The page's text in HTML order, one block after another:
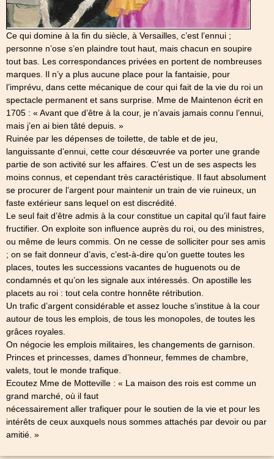
Ce qui domine à la fin du siècle, à Versailles, c’est l’ennui ;
personne n’ose s’en plaindre tout haut, mais chacun en soupire
tout bas. Les correspondances privées en portent de nombreuses
marques. Il n’y a plus aucune place pour la fantaisie, pour
l’imprévu, dans cette mécanique de cour qui fait de la vie du roi un
spectacle permanent et sans surprise. Mme de Maintenon écrit en
1705 : « Avant que d’être à la cour, je n’avais jamais connu l’ennui,
mais j’en ai bien tâté depuis. »
Ruinée par les dépenses de toilette, de table et de jeu,
languissante d’ennui, cette cour désœuvrée va porter une grande
partie de son activité sur les affaires. C’est un de ses aspects les
moins connus, et cependant très caractéristique. Il faut absolument
se procurer de l’argent pour maintenir un train de vie ruineux, un
faste extérieur sans lequel on est discrédité.
Le seul fait d’être admis à la cour constitue un capital qu’il faut faire
fructifier. On exploite son influence auprès du roi, ou des ministres,
ou même de leurs commis. On ne cesse de solliciter pour ses amis
; on se fait donneur d’avis, c’est-à-dire qu’on guette toutes les
places, toutes les successions vacantes de huguenots ou de
condamnés et qu’on les signale aux intéressés. On apostille les
placets au roi : tout cela contre honnête rétribution.
Un trafic d’argent considérable et assez louche s’institue à la cour
autour de tous les emplois, de tous les monopoles, de toutes les
grâces royales.
On négocie les emplois militaires, les changements de garnison.
Princes et princesses, dames d’honneur, femmes de chambre,
valets, tout le monde trafique.
Ecoutez Mme de Motteville : « La maison des rois est comme un
grand marché, où il faut
nécessairement aller trafiquer pour le soutien de la vie et pour les
intérêts de ceux auxquels nous sommes attachés par devoir ou par
amitié. »